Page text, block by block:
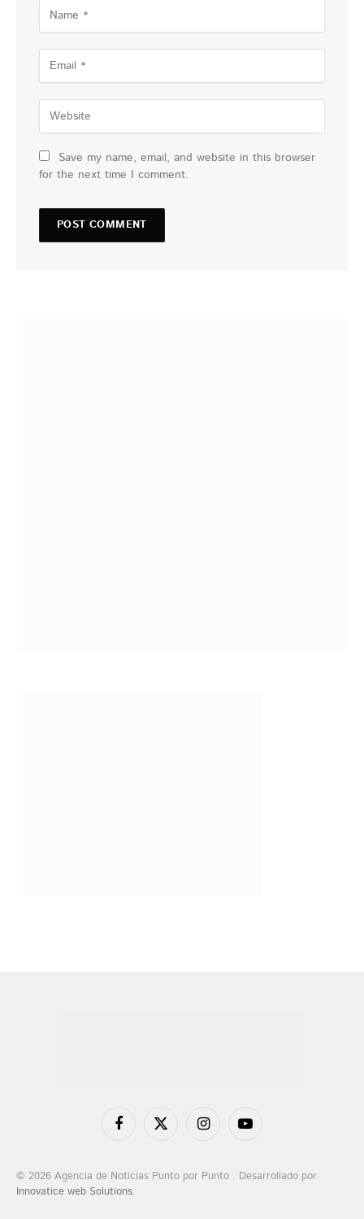
Save my name, email, and website in this browser
for the next time I comment.
FacebookX
InstagramYouTube
© 2026 Agencia de Noticias Punto por Punto . Desarrollado por
Innovatice web Solutions.